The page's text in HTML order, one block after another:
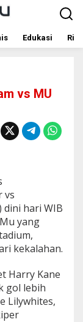
Edukasi
vs MU
vs
dini hari WIB
yang
kekalahan.
Harry Kane
gol lebih
Lilywhites,